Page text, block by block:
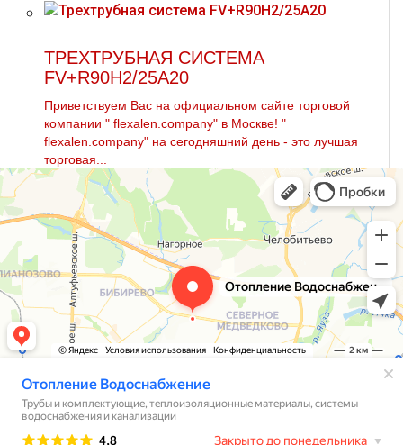
ТРЕХТРУБНАЯ СИСТЕМА
FV+R90H2/25A20
Приветствуем Вас на официальном сайте торговой
компании " flехalеn.company" в Москве! "
flехalеn.company" на сегодняшний день - это лучшая
торговая...